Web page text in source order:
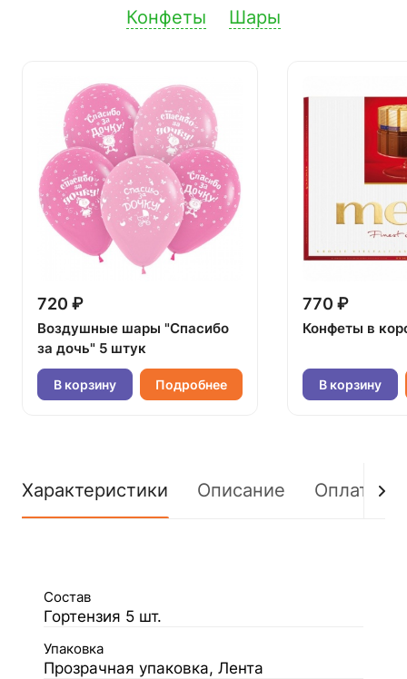
Конфеты Шары
720 ₽
Воздушные шары "Спасибо
за дочь" 5 штук
В корзину Подробнее
770 ₽
Конфеты в
В корзину
Характеристики Описание Оплата
Состав
Гортензия 5 шт.
Упаковка
Прозрачная упаковка, Лента